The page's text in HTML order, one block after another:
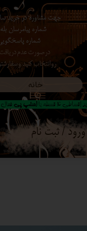
خانه
جهت مشاوره در خرید
شماره پیامرسان
شماره
در صورت عدم
رو انتخاب کنید ​​​​​​​ و
ورود / ثبت نام
حساب کاربری من
تغییر گذر واژه
سفارشات
خروج از حساب
اقساطی 4 قسطه با اسنپ پی فعال